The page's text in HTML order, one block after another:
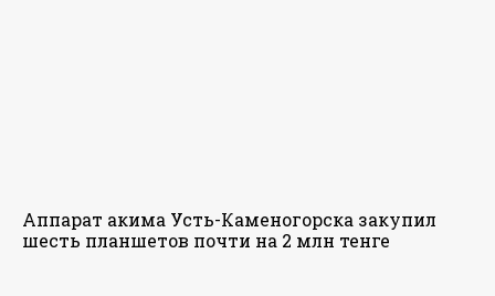
Аппарат акима Усть-Каменогорска закупил
шесть планшетов почти на 2 млн тенге